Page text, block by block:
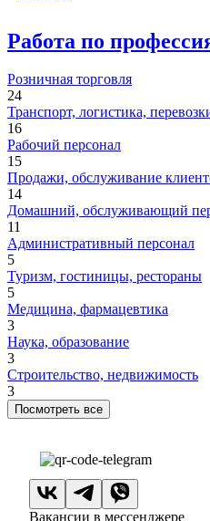
Работа по
Розничная торговля
24
Транспорт, логистика,
16
Рабочий персонал
15
Продажи, обслуживание
14
Домашний, обслуживающий
11
Административный персонал
5
Туризм, гостиницы, рестораны
5
Медицина, фармацевтика
3
Наука, образование
3
Строительство, недвижимость
3
Посмотреть все
Вакансии в мессенджере